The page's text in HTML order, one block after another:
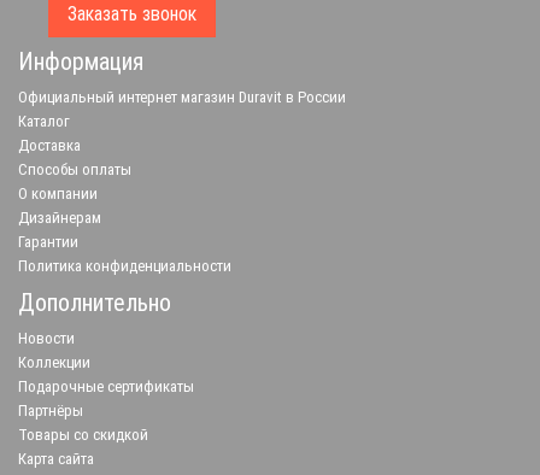
Заказать звонок
Информация
Официальный интернет магазин Duravit в России
Каталог
Доставка
Способы оплаты
О компании
Дизайнерам
Гарантии
Политика конфиденциальности
Дополнительно
Новости
Коллекции
Подарочные сертификаты
Партнёры
Товары со скидкой
Карта сайта